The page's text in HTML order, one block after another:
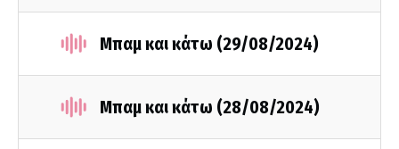
Μπαμ και κάτω (29/08/2024)
Μπαμ και κάτω (28/08/2024)